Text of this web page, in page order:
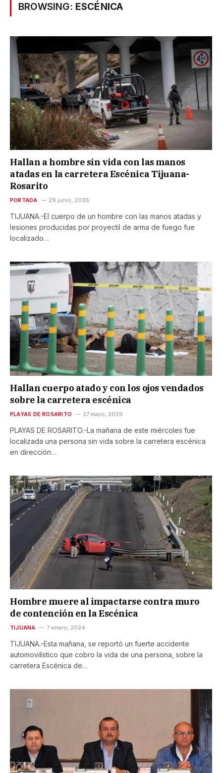
BROWSING: ESCÉNICA
Hallan a hombre sin vida con las manos
atadas en la carretera Escénica Tijuana-
Rosarito
PORTADA 29 junio, 2026
TIJUANA.-El cuerpo de un hombre con las manos atadas y
lesiones producidas por proyectil de arma de fuego fue
localizado…
Hallan cuerpo atado y con los ojos vendados
sobre la carretera escénica
PLAYAS DE ROSARITO 27 mayo, 2026
PLAYAS DE ROSARITO.-La mañana de este miércoles fue
localizada una persona sin vida sobre la carretera escénica
en dirección…
Hombre muere al impactarse contra muro
de contención en la Escénica
TIJUANA 7 enero, 2024
TIJUANA.-Esta mañana, se reportó un fuerte accidente
automovilístico que cobro la vida de una persona, sobre la
carretera Escénica de…